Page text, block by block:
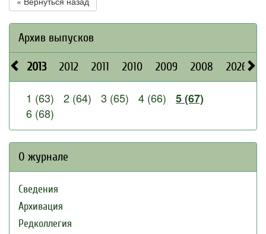
Архив выпусков
2013 2012 2011 2010 2009 2008 2026
1 (63) 2 (64) 3 (65) 4 (66)
5 (67)
6 (68)
О журнале
Сведения
Архивация
Редколлегия